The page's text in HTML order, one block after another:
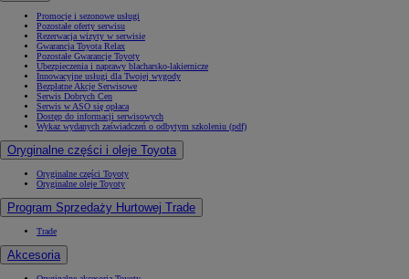
Promocje i sezonowe usługi
Pozostałe oferty serwisu
Rezerwacja wizyty w serwisie
Gwarancja Toyota Relax
Pozostałe Gwarancje Toyoty
Ubezpieczenia i naprawy blacharsko-lakiernicze
Innowacyjne usługi dla Twojej wygody
Bezpłatne Akcje Serwisowe
Serwis Dobrych Cen
Serwis w ASO się opłaca
Dostęp do informacji serwisowych
Wykaz wydanych zaświadczeń o odbytym szkoleniu (pdf)
Oryginalne części i oleje Toyota
Oryginalne części Toyoty
Oryginalne oleje Toyoty
Program Sprzedaży Hurtowej Trade
Trade
Akcesoria